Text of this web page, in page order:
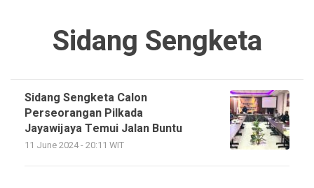
Sidang Sengketa
Sidang Sengketa Calon
Perseorangan Pilkada
Jayawijaya Temui Jalan Buntu
11 June 2024 - 20:11 WIT